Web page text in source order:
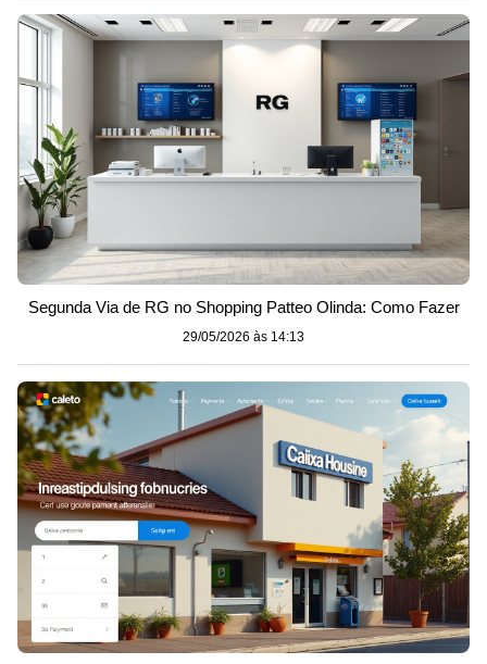
Segunda Via de RG no Shopping Patteo Olinda: Como Fazer
29/05/2026 às 14:13